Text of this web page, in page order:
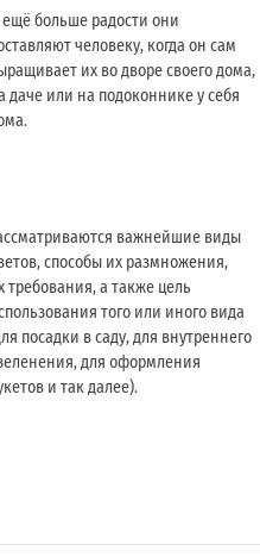
больше радости они
человеку, когда он сам
их во дворе своего дома,
даче или на подоконнике у себя
важнейшие виды
способы их размножения,
требования, а также цель
того или иного вида
посадки в саду, для внутреннего
для оформления
и так далее).